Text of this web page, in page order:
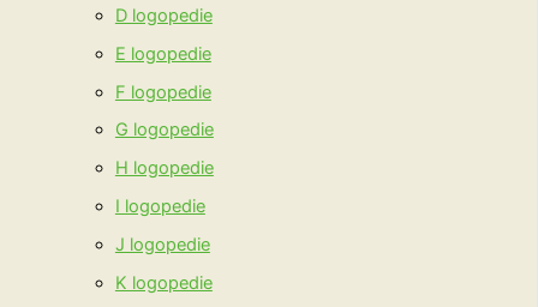
D logopedie
E logopedie
F logopedie
G logopedie
H logopedie
I logopedie
J logopedie
K logopedie